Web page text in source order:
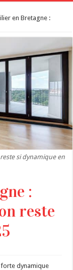
en Bretagne :
si dynamique en
:
reste
forte dynamique